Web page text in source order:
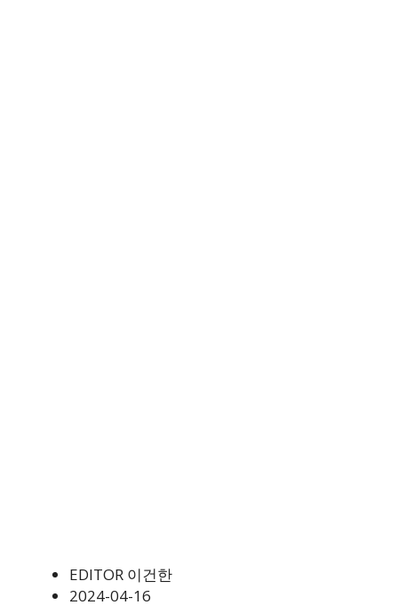
EDITOR 이건한
2024-04-16